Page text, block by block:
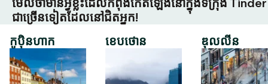
មើលថាមានអ្វីខ្លះដែលកំពុងកើតឡើងនៅក្នុងទីក្រុង Tinder
ជាច្រើនទៀតដែលនៅជិតអ្នក!
កូប៉ិនហាក
ខេបថោន ឌុលលីន